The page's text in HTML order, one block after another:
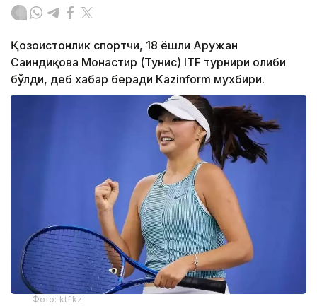
Қозоғистонлик спортчи, 18 ёшли Аружан
Сағиндиқова Монастир (Тунис) ITF турнири ғолиби
бўлди, деб хабар беради Каzinform мухбири.
Фото: ktf.kz